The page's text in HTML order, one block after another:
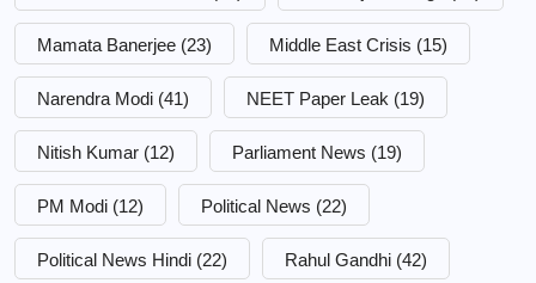
Mamata Banerjee (23) Middle East Crisis (15)
Narendra Modi (41) NEET Paper Leak (19)
Nitish Kumar (12) Parliament News (19)
PM Modi (12) Political News (22)
Political News Hindi (22) Rahul Gandhi (42)